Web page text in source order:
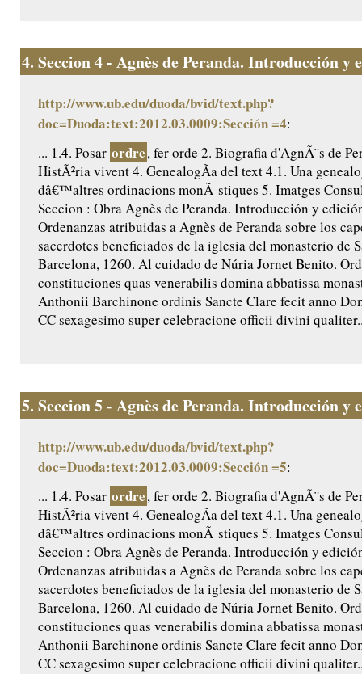
4. Seccion 4 - Agnès de Peranda. Introducción y
http://www.ub.edu/duoda/bvid/text.php?
doc=Duoda:text:2012.03.0009:Sección =4:
... 1.4. Posar ordre, fer orde 2. Biografia d'AgnÃ¨s de
HistÃ²ria vivent 4. GenealogÃ­a del text 4.1. Una
dâ€™altres ordinacions monÃ stiques 5. Imatges
Seccion : Obra Agnès de Peranda. Introducción y
Ordenanzas atribuidas a Agnès de Peranda sobre los
sacerdotes beneficiados de la iglesia del monasterio de
Barcelona, 1260. Al cuidado de Núria Jornet Benito.
constituciones quas venerabilis domina abbatissa
Anthonii Barchinone ordinis Sancte Clare fecit anno
CC sexagesimo super celebracione officii divini
5. Seccion 5 - Agnès de Peranda. Introducción y
http://www.ub.edu/duoda/bvid/text.php?
doc=Duoda:text:2012.03.0009:Sección =5:
... 1.4. Posar ordre, fer orde 2. Biografia d'AgnÃ¨s de
HistÃ²ria vivent 4. GenealogÃ­a del text 4.1. Una
dâ€™altres ordinacions monÃ stiques 5. Imatges
Seccion : Obra Agnès de Peranda. Introducción y
Ordenanzas atribuidas a Agnès de Peranda sobre los
sacerdotes beneficiados de la iglesia del monasterio de
Barcelona, 1260. Al cuidado de Núria Jornet Benito.
constituciones quas venerabilis domina abbatissa
Anthonii Barchinone ordinis Sancte Clare fecit anno
CC sexagesimo super celebracione officii divini